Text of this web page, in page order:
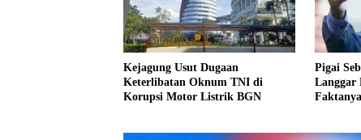
Kejagung Usut Dugaan
Keterlibatan Oknum TNI di
Korupsi Motor Listrik BGN
Pigai
Langgar
Faktanya